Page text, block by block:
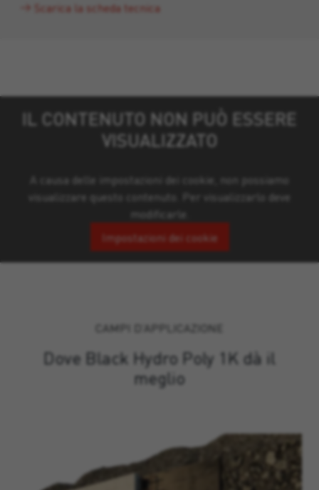
Scarica la scheda tecnica
IL CONTENUTO NON PUÒ ESSERE
VISUALIZZATO
A causa delle impostazioni dei cookie, non possiamo
visualizzare questo contenuto. Per visualizzarlo deve
modificarle.
Impostazioni dei cookie
CAMPI D’APPLICAZIONE
Dove Black Hydro Poly 1K dà il
meglio